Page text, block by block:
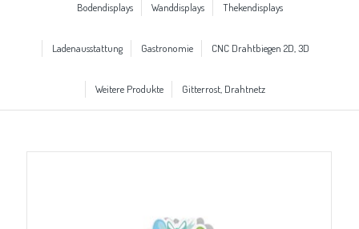
Bodendisplays Wanddisplays Thekendisplays
Ladenausstattung Gastronomie CNC Drahtbiegen 2D, 3D
Weitere Produkte Gitterrost, Drahtnetz